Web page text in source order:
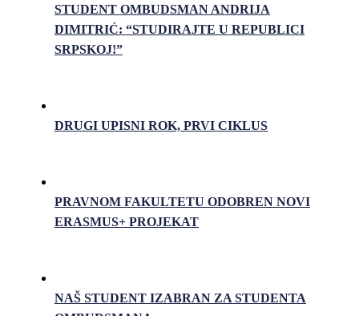
STUDENT OMBUDSMAN ANDRIJA
DIMITRIĆ: “STUDIRAJTE U REPUBLICI
SRPSKOJ!”
DRUGI UPISNI ROK, PRVI CIKLUS
PRAVNOM FAKULTETU ODOBREN NOVI
ERASMUS+ PROJEKAT
NAŠ STUDENT IZABRAN ZA STUDENTA